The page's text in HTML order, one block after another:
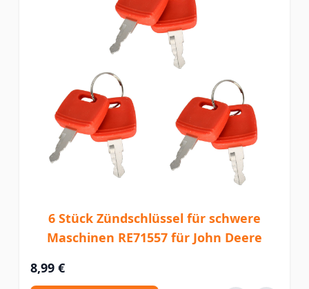
6 Stück Zündschlüssel für schwere
Maschinen RE71557 für John Deere
8,99 €